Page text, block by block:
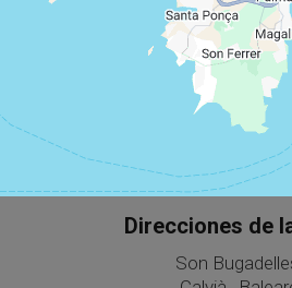
Direcciones de
Son